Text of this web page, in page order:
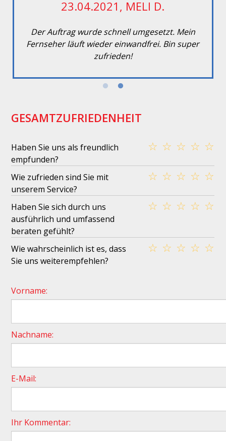
23.04.2021, MELI D.
Der Auftrag wurde schnell umgesetzt. Mein
Fernseher läuft wieder einwandfrei. Bin super
zufrieden!
GESAMTZUFRIEDENHEIT
Haben Sie uns als freundlich
empfunden?
☆
☆
☆
☆
☆
Wie zufrieden sind Sie mit
unserem Service?
☆
☆
☆
☆
☆
Haben Sie sich durch uns
ausführlich und umfassend
beraten gefühlt?
☆
☆
☆
☆
☆
Wie wahrscheinlich ist es, dass
Sie uns weiterempfehlen?
☆
☆
☆
☆
☆
Vorname:
Nachname:
E-Mail:
Ihr Kommentar: